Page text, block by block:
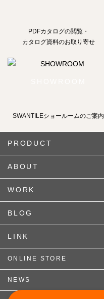
PDFカタログの閲覧・
カタログ資料のお取り寄せ
SWANTILEショールームのご案内
PRODUCT
ABOUT
WORK
BLOG
LINK
ONLINE STORE
NEWS